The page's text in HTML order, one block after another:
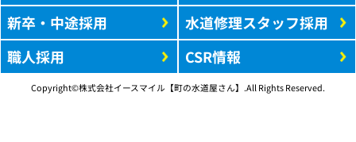
新卒・中途採用
職人採用
水道修理スタッフ採用
CSR情報
Copyright©株式会社イースマイル【町の水道屋さん】.All Rights Reserved.